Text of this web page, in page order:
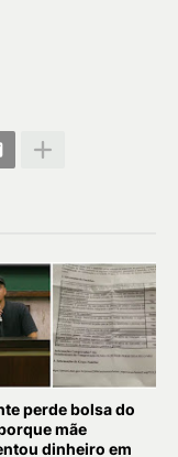
perde bolsa do
mãe
dinheiro em